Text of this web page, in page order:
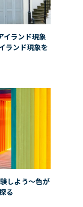
イランド現象
ランド現象を
しよう〜色が
る